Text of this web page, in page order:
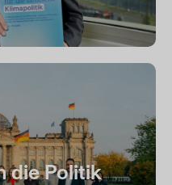
die Politik